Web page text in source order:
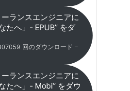
ランスエンジニアに
たへ」- EPUB” をダ
回のダウンロード –
ランスエンジニアに
たへ」- Mobi” をダウ